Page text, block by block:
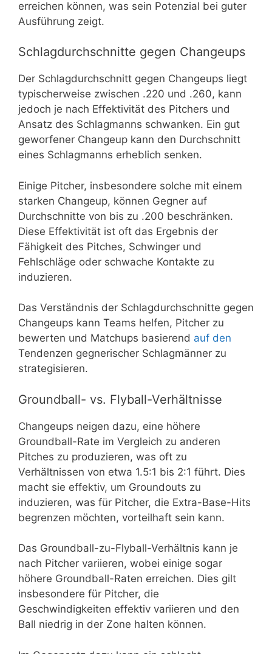
erreichen können, was sein Potenzial bei guter
Ausführung zeigt.
Schlagdurchschnitte gegen Changeups
Der Schlagdurchschnitt gegen Changeups liegt
typischerweise zwischen .220 und .260, kann
jedoch je nach Effektivität des Pitchers und
Ansatz des Schlagmanns schwanken. Ein gut
geworfener Changeup kann den Durchschnitt
eines Schlagmanns erheblich senken.
Einige Pitcher, insbesondere solche mit einem
starken Changeup, können Gegner auf
Durchschnitte von bis zu .200 beschränken.
Diese Effektivität ist oft das Ergebnis der
Fähigkeit des Pitches, Schwinger und
Fehlschläge oder schwache Kontakte zu
induzieren.
Das Verständnis der Schlagdurchschnitte gegen
Changeups kann Teams helfen, Pitcher zu
bewerten und Matchups basierend auf den
Tendenzen gegnerischer Schlagmänner zu
strategisieren.
Groundball- vs. Flyball-Verhältnisse
Changeups neigen dazu, eine höhere
Groundball-Rate im Vergleich zu anderen
Pitches zu produzieren, was oft zu
Verhältnissen von etwa 1.5:1 bis 2:1 führt. Dies
macht sie effektiv, um Groundouts zu
induzieren, was für Pitcher, die Extra-Base-Hits
begrenzen möchten, vorteilhaft sein kann.
Das Groundball-zu-Flyball-Verhältnis kann je
nach Pitcher variieren, wobei einige sogar
höhere Groundball-Raten erreichen. Dies gilt
insbesondere für Pitcher, die
Geschwindigkeiten effektiv variieren und den
Ball niedrig in der Zone halten können.